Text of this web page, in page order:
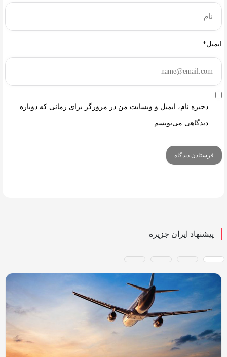
ایمیل*
ذخیره نام، ایمیل و وبسایت من در مرورگر برای زمانی که دوباره
دیدگاهی می‌نویسم.
پیشنهاد ایران جزیره